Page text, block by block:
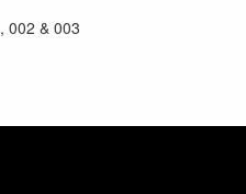
002 & 003